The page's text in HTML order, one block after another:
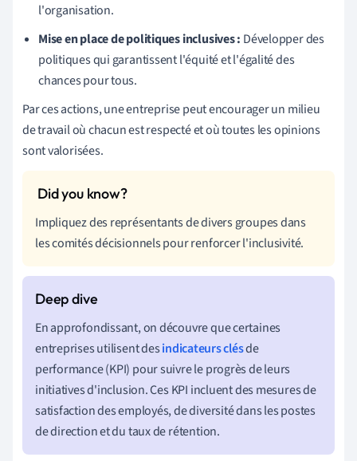
l'organisation.
Mise en place de politiques inclusives : Développer des
politiques qui garantissent l'équité et l'égalité des
chances pour tous.
Par ces actions, une entreprise peut encourager un milieu
de travail où chacun est respecté et où toutes les opinions
sont valorisées.
Impliquez des représentants de divers groupes dans
les comités décisionnels pour renforcer l'inclusivité.
En approfondissant, on découvre que certaines
entreprises utilisent desindicateurs clésde
performance (KPI) pour suivre le progrès de leurs
initiatives d'inclusion. Ces KPI incluent des mesures de
satisfaction des employés, de diversité dans les postes
de direction et du taux de rétention.